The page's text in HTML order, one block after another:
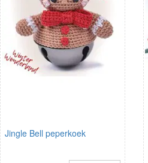
Jingle Bell peperkoek